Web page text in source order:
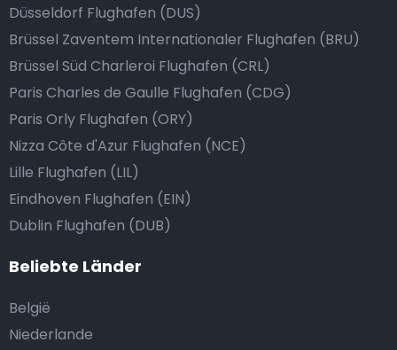
Düsseldorf Flughafen (DUS)
Brüssel Zaventem Internationaler Flughafen (BRU)
Brüssel Süd Charleroi Flughafen (CRL)
Paris Charles de Gaulle Flughafen (CDG)
Paris Orly Flughafen (ORY)
Nizza Côte d'Azur Flughafen (NCE)
Lille Flughafen (LIL)
Eindhoven Flughafen (EIN)
Dublin Flughafen (DUB)
Beliebte Länder
België
Niederlande